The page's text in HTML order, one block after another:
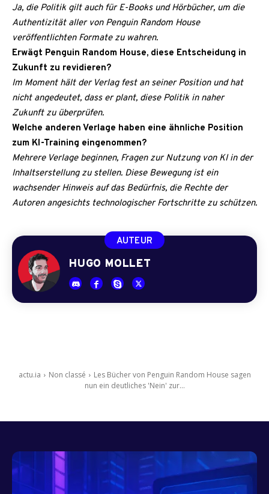
Ja, die Politik gilt auch für E-Books und Hörbücher, um die
Authentizität aller von Penguin Random House
veröffentlichten Formate zu wahren.
Erwägt Penguin Random House, diese Entscheidung in
Zukunft zu revidieren?
Im Moment hält der Verlag fest an seiner Position und hat
nicht angedeutet, dass er plant, diese Politik in naher
Zukunft zu überprüfen.
Welche anderen Verlage haben eine ähnliche Position
zum KI-Training eingenommen?
Mehrere Verlage beginnen, Fragen zur Nutzung von KI in der
Inhaltserstellung zu stellen. Diese Bewegung ist ein
wachsender Hinweis auf das Bedürfnis, die Rechte der
Autoren angesichts technologischer Fortschritte zu schützen.
AUTEUR
HUGO MOLLET
actu.ia Non classé
Les Bücher von Penguin Random House sagen
nun ein deutliches 'Nein' zur...